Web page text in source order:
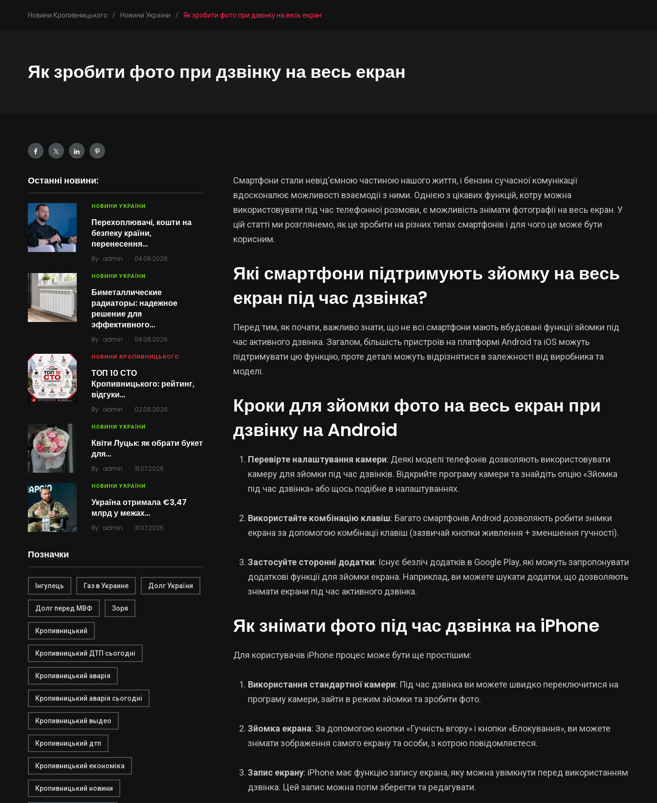
Новини Кропивницького / Новини України / Як зробити фото при дзвінку на весь екран
Як зробити фото при дзвінку на весь екран
Останні новини:
НОВИНИ УКРАЇНИ
Перехоплювачі, кошти на
безпеку країни,
перенесення…
By admin . 04.08.2026
НОВИНИ УКРАЇНИ
Биметаллические
радиаторы: надежное
решение для
эффективного…
By admin . 04.08.2026
НОВИНИ КРОПИВНИЦЬКОГО
ТОП 10 СТО
Кропивницького: рейтинг,
відгуки…
By admin . 02.08.2026
НОВИНИ УКРАЇНИ
Квіти Луцьк: як обрати букет
для…
By admin . 31.07.2026
НОВИНИ УКРАЇНИ
Україна отримала €3,47
млрд у межах…
By admin . 31.07.2026
Позначки
Інгулець Газ в Украине Долг України
Долг перед МВФ Зоря
Кропивницький
Кропивницький ДТП сьогодні
Кропивницький аварія
Кропивницький аварія сьогодні
Кропивницький выдео
Кропивницький дтп
Кропивницький економіка
Кропивницький новини
Смартфони стали невід’ємною частиною нашого життя, і бензин сучасної комунікації
вдосконалює можливості взаємодії з ними. Однією з цікавих функцій, котру можна
використовувати під час телефонної розмови, є можливість знімати фотографії на весь екран. У
цій статті ми розглянемо, як це зробити на різних типах смартфонів і для чого це може бути
корисним.
Які смартфони підтримують зйомку на весь
екран під час дзвінка?
Перед тим, як почати, важливо знати, що не всі смартфони мають вбудовані функції зйомки під
час активного дзвінка. Загалом, більшість пристроїв на платформі Android та iOS можуть
підтримувати цю функцію, проте деталі можуть відрізнятися в залежності від виробника та
моделі.
Кроки для зйомки фото на весь екран при
дзвінку на Android
Перевірте налаштування камери: Деякі моделі телефонів дозволяють використовувати
камеру для зйомки під час дзвінків. Відкрийте програму камери та знайдіть опцію «Зйомка
під час дзвінка» або щось подібне в налаштуваннях.
Використайте комбінацію клавіш: Багато смартфонів Android дозволяють робити знімки
екрана за допомогою комбінації клавіш (зазвичай кнопки живлення + зменшення гучності).
Застосуйте сторонні додатки: Існує безліч додатків в Google Play, які можуть запропонувати
додаткові функції для зйомки екрана. Наприклад, ви можете шукати додатки, що дозволяють
знімати екрани під час активного дзвінка.
Як знімати фото під час дзвінка на iPhone
Для користувачів iPhone процес може бути ще простішим:
Використання стандартної камери: Під час дзвінка ви можете швидко переключитися на
програму камери, зайти в режим зйомки та зробити фото.
Зйомка екрана: За допомогою кнопки «Гучність вгору» і кнопки «Блокування», ви можете
знімати зображення самого екрану та особи, з котрою повідомляєтеся.
Запис екрану: iPhone має функцію запису екрана, яку можна увімкнути перед використанням
дзвінка. Цей запис можна потім зберегти та редагувати.